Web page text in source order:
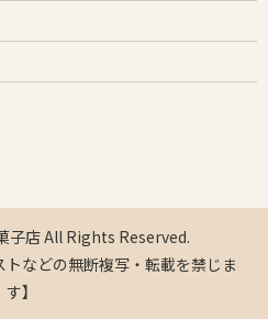
店 All Rights Reserved.
トなどの無断複写・転載を禁じま
す】